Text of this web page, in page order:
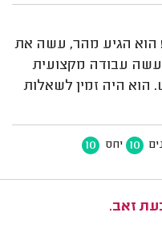
הוא הגיע מהר, עשה את
עשה עבודה מקצועית
הוא היה זמין לשאלות
10 יחס 10
זאב.